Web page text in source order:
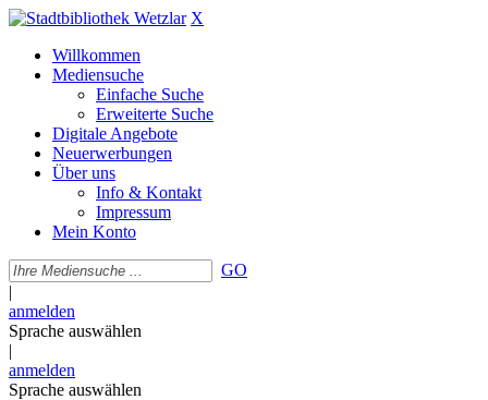
X
Willkommen
Mediensuche
Einfache Suche
Erweiterte Suche
Digitale Angebote
Neuerwerbungen
Über uns
Info & Kontakt
Impressum
Mein Konto
GO
|
anmelden
Sprache auswählen
|
anmelden
Sprache auswählen